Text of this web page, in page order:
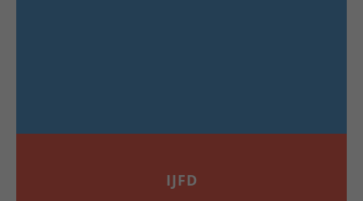
IJFD